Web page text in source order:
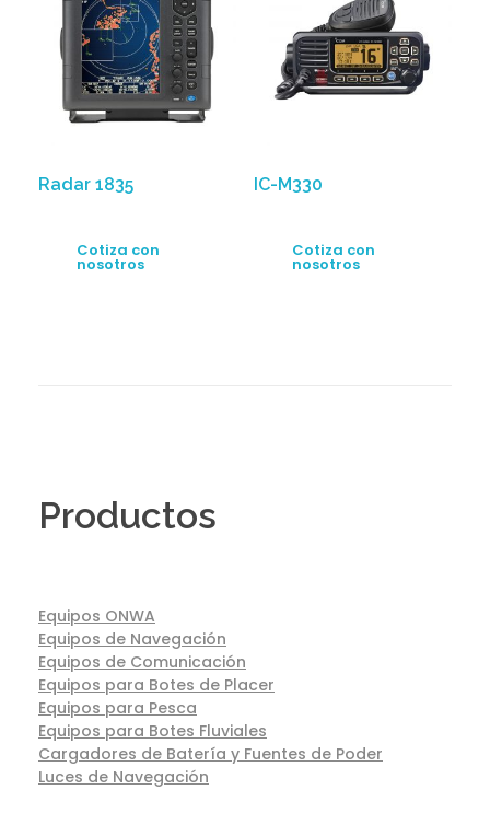
Radar 1835
Cotiza con
nosotros
IC-M330
Cotiza con
nosotros
Productos
Equipos ONWA
Equipos de Navegación
Equipos de Comunicación
Equipos para Botes de Placer
Equipos para Pesca
Equipos para Botes Fluviales
Cargadores de Batería y Fuentes de Poder
Luces de Navegación